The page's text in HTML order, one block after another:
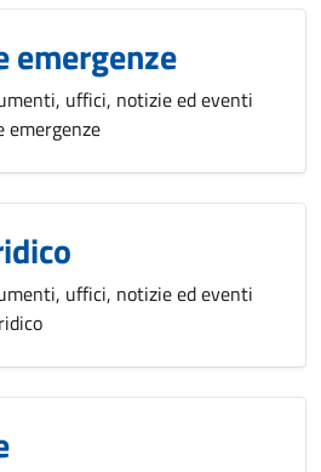
emergenze
uffici, notizie ed eventi
emergenze
uffici, notizie ed eventi